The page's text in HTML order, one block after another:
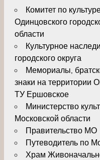
Комитет по
Одинцовского
области
Культурное
городского округа
Мемориалы,
знаки на территории
ТУ Ершовское
Министерство
Московской области
Правительство МО
Путеводитель по
Храм